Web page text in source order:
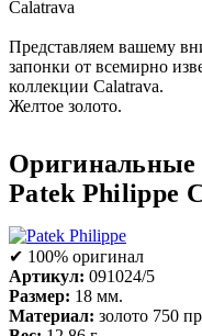
Оригинальные
Patek Philippe
Представляем вашему
запонки от всемирно
коллекции Calatrava.
Желтое золото.
✔ 100% оригинал
Артикул: 091024/5
Размер: 18 мм.
Материал: золото 750